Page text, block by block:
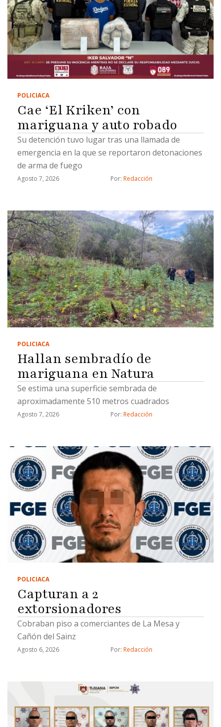
POLICIACA
Cae ‘El Kriken’ con
mariguana y auto robado
Su detención tuvo lugar tras una llamada de
emergencia en la que se reportaron detonaciones
de arma de fuego
Agosto 7, 2026 Por: Redacción
POLICIACA
Hallan sembradío de
mariguana en Natura
Se estima una superficie sembrada de
aproximadamente 510 metros cuadrados
Agosto 7, 2026 Por: Redacción
POLICIACA
Capturan a 2
extorsionadores
Cobraban piso a comerciantes de La Mesa y
Cañón del Sainz
Agosto 6, 2026 Por: Redacción